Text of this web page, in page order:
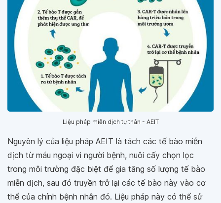
Liệu pháp miễn dịch tự thân - AEIT
Nguyên lý của liệu pháp AEIT là tách các tế bào miễn
dịch từ máu ngoại vi người bệnh, nuôi cấy chọn lọc
trong môi trường đặc biệt để gia tăng số lượng tế bào
miễn dịch, sau đó truyền trở lại các tế bào này vào cơ
thể của chính bệnh nhân đó. Liệu pháp này có thể sử